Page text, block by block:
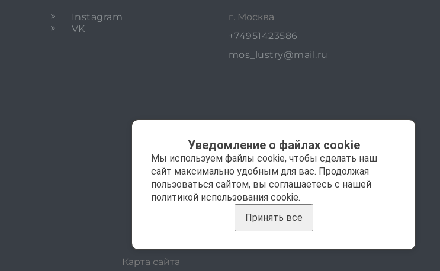
Instagram
VK
г. Москва
+74951423586
mos_lustry@mail.ru
Карта сайта
Уведомление о файлах cookie
Мы используем файлы cookie, чтобы сделать наш
сайт максимально удобным для вас. Продолжая
пользоваться сайтом, вы соглашаетесь с нашей
политикой использования cookie.
Принять все